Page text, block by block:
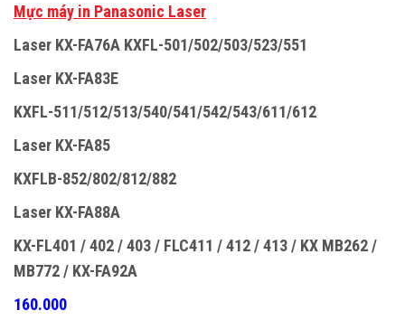
Mực máy in Panasonic Laser
Laser KX-FA76A KXFL-501/502/503/523/551
Laser KX-FA83E
KXFL-511/512/513/540/541/542/543/611/612
Laser KX-FA85
KXFLB-852/802/812/882
Laser KX-FA88A
KX-FL401 / 402 / 403 / FLC411 / 412 / 413 / KX MB262 /
MB772 / KX-FA92A
160.000